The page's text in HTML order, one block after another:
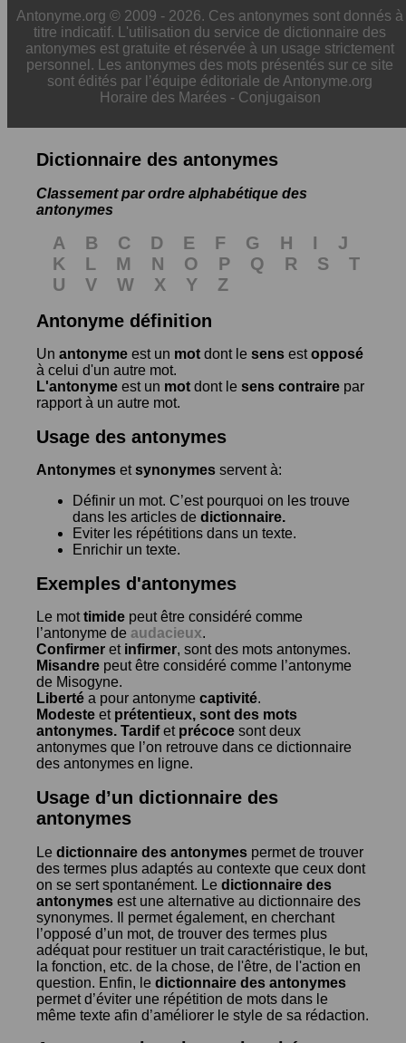
Antonyme.org © 2009 - 2026. Ces antonymes sont donnés à
titre indicatif. L'utilisation du service de dictionnaire des
antonymes est gratuite et réservée à un usage strictement
personnel. Les antonymes des mots présentés sur ce site
sont édités par l’équipe éditoriale de Antonyme.org
Horaire des Marées - Conjugaison
Dictionnaire des antonymes
Classement par ordre alphabétique des
antonymes
A B C D E F G H I
J
K
L M N O P Q R S
T
U
V W X Y
Z
Antonyme définition
Un antonyme est un mot dont le sens estopposé
à celui d'un autre mot.
L'antonyme est un mot dont le sens contraire par
rapport à un autre mot.
Usage des antonymes
Antonymes etsynonymes servent à:
Définir un mot. C’est pourquoi on les trouve
dans les articles de dictionnaire.
Eviter les répétitions dans un texte.
Enrichir un texte.
Exemples d'antonymes
Le mottimide peut être considéré comme
l’antonyme de audacieux.
Confirmer et infirmer, sont des mots antonymes.
Misandre peut être considéré comme l’antonyme
de Misogyne.
Liberté a pour antonyme captivité.
Modeste et prétentieux, sont des mots
antonymes. Tardifet précoce sont deux
antonymes que l’on retrouve dans ce dictionnaire
des antonymes en ligne.
Usage d’un dictionnaire des
antonymes
Le dictionnaire des antonymes permet de trouver
des termes plus adaptés au contexte que ceux dont
on se sert spontanément. Le dictionnaire des
antonymes est une alternative au dictionnaire des
synonymes. Il permet également, en cherchant
l’opposé d’un mot, de trouver des termes plus
adéquat pour restituer un trait caractéristique, le but,
la fonction, etc. de la chose, de l'être, de l'action en
question. Enfin, le dictionnaire des antonymes
permet d’éviter une répétition de mots dans le
même texte afin d’améliorer le style de sa rédaction.